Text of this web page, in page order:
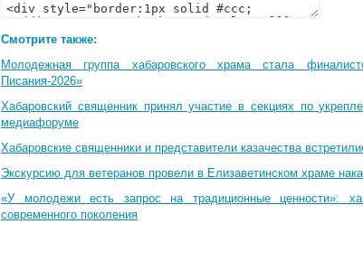
Смотрите также:
Молодежная группа хабаровского храма стала
Писания-2026»
Хабаровский священник принял участие в секциях по
медиафоруме
Хабаровские священники и представители казачества
Экскурсию для ветеранов провели в Елизаветинском храме
«У молодежи есть запрос на традиционные ценности»:
современного поколения